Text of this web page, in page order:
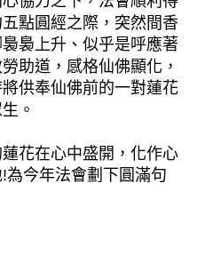
點圓經之際，突然間香
裊上升、似乎是呼應著
助道，感格仙佛顯化，
供奉仙佛前的一對蓮花
。
花在心中盛開，化作心
為今年法會劃下圓滿句